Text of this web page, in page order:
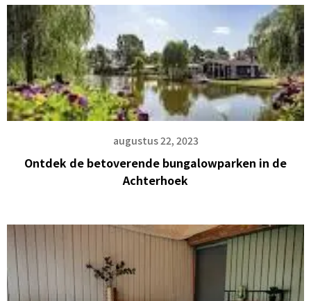
augustus 22, 2023
Ontdek de betoverende bungalowparken in de
Achterhoek